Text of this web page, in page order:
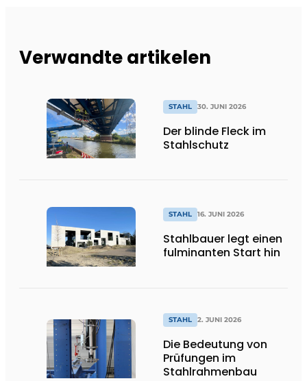
Verwandte artikelen
STAHL 30. JUNI 2026
Der blinde Fleck im
Stahlschutz
STAHL 16. JUNI 2026
Stahlbauer legt einen
fulminanten Start hin
STAHL 2. JUNI 2026
Die Bedeutung von
Prüfungen im
Stahlrahmenbau